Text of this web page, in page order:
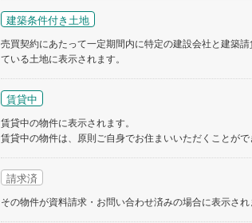
建築条件付き土地
売買契約にあたって一定期間内に特定の建設会社と建築
ている土地に表示されます。
賃貸中
賃貸中の物件に表示されます。
賃貸中の物件は、原則ご自身でお住まいいただくことがで
請求済
その物件が資料請求・お問い合わせ済みの場合に表示され